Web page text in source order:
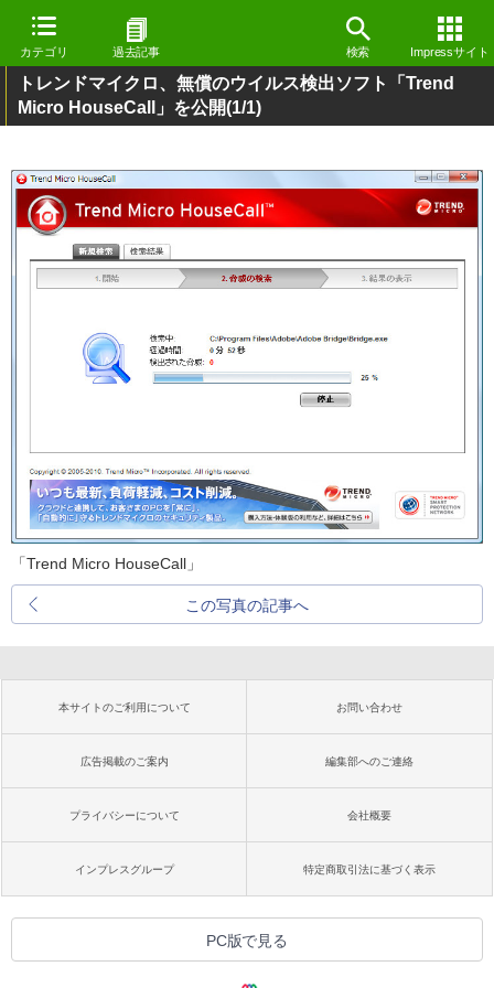
カテゴリ 過去記事 検索 Impressサイト
トレンドマイクロ、無償のウイルス検出ソフト「Trend
Micro HouseCall」を公開(1/1)
「Trend Micro HouseCall」
この写真の記事へ
本サイトのご利用について お問い合わせ
広告掲載のご案内 編集部へのご連絡
プライバシーについて 会社概要
インプレスグループ 特定商取引法に基づく表示
PC版で見る